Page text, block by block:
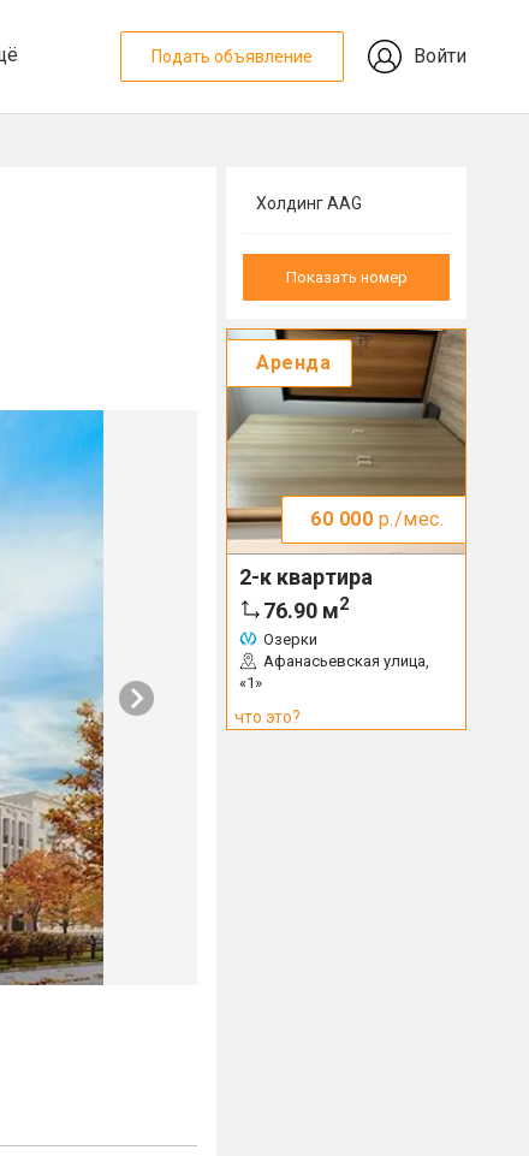
Подать объявление Войти
Холдинг AAG
Показать номер
Аренда
60 000 р./мес.
2-к квартира
76.90 м2
Озерки
Афанасьевская улица,
«1»
что это?